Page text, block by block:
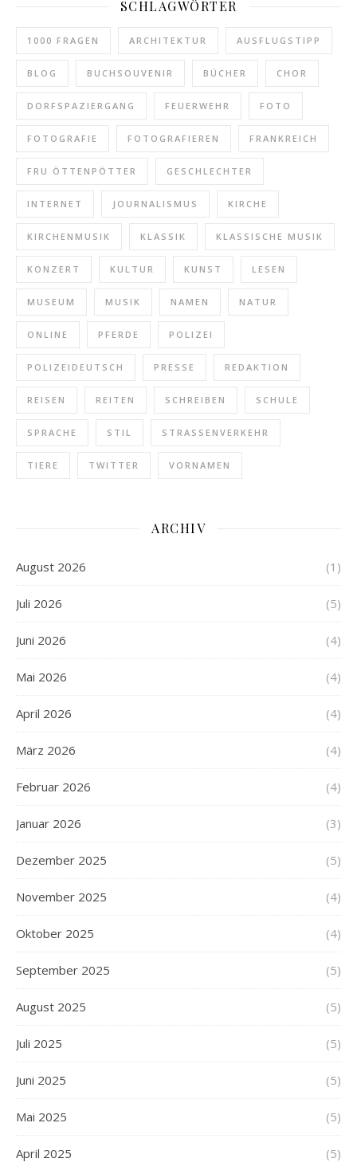
SCHLAGWÖRTER
1000 FRAGEN ARCHITEKTUR AUSFLUGSTIPP
BLOG BUCHSOUVENIR BÜCHER CHOR
DORFSPAZIERGANG FEUERWEHR FOTO
FOTOGRAFIE FOTOGRAFIEREN FRANKREICH
FRU ÖTTENPÖTTER GESCHLECHTER
INTERNET JOURNALISMUS KIRCHE
KIRCHENMUSIK KLASSIK KLASSISCHE MUSIK
KONZERT KULTUR KUNST LESEN
MUSEUM MUSIK NAMEN NATUR
ONLINE PFERDE POLIZEI
POLIZEIDEUTSCH PRESSE REDAKTION
REISEN REITEN SCHREIBEN SCHULE
SPRACHE STIL STRASSENVERKEHR
TIERE TWITTER VORNAMEN
ARCHIV
August 2026 (1)
Juli 2026 (5)
Juni 2026 (4)
Mai 2026 (4)
April 2026 (4)
März 2026 (4)
Februar 2026 (4)
Januar 2026 (3)
Dezember 2025 (5)
November 2025 (4)
Oktober 2025 (4)
September 2025 (5)
August 2025 (5)
Juli 2025 (5)
Juni 2025 (5)
Mai 2025 (5)
April 2025 (5)